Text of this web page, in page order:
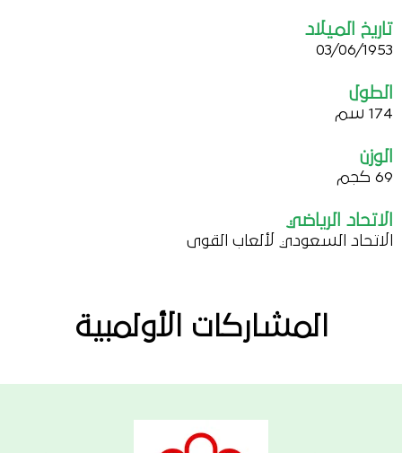
تاريخ الميلاد
03/06/1953
الطول
174 سم
الوزن
69 كجم
الاتحاد الرياضي
الاتحاد السعودي لألعاب القوى
المشاركات الأولمبية